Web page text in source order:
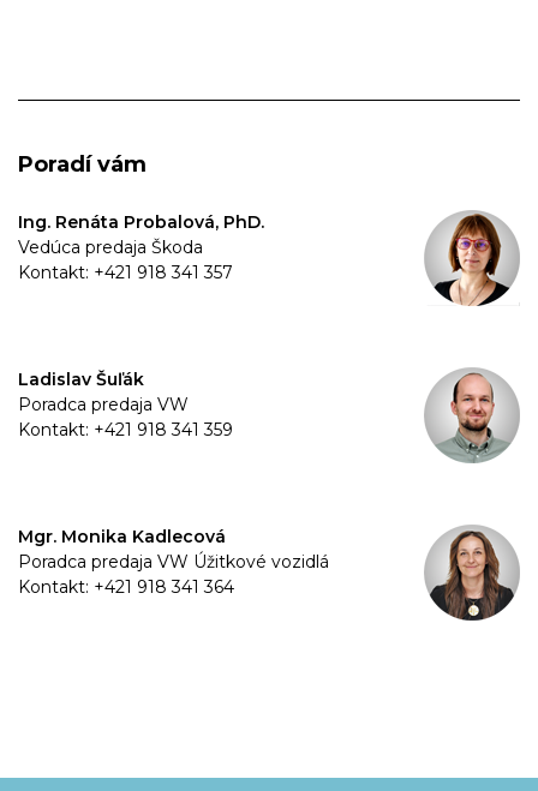
Poradí vám
Ing. Renáta Probalová, PhD.
Vedúca predaja Škoda
Kontakt: +421 918 341 357
Ladislav Šuľák
Poradca predaja VW
Kontakt: +421 918 341 359
Mgr. Monika Kadlecová
Poradca predaja VW Úžitkové vozidlá
Kontakt: +421 918 341 364